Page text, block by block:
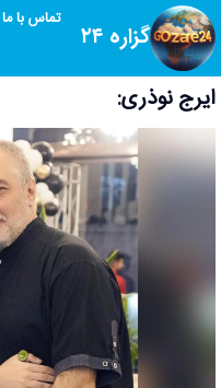
گزاره ۲۴
تماس با ما
ایرج نوذری: